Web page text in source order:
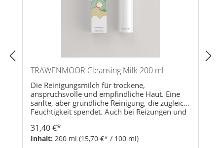
TRAWENMOOR Cleansing Milk 200 ml
Die Reinigungsmilch für trockene,
anspruchsvolle und empfindliche Haut. Eine
sanfte, aber gründliche Reinigung, die zugleich
Feuchtigkeit spendet. Auch bei Reizungen und
HautEmpfindliche HautAnspruchsvolle
HautAktivstoffe:Trawenmoor-EssenzMooszell-
31,40 €*
Inhalt: 200 ml (15,70 €* / 100 ml)